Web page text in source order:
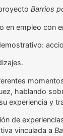
Barrios
en empleo con
hablando
experiencia y
de
vinculada a